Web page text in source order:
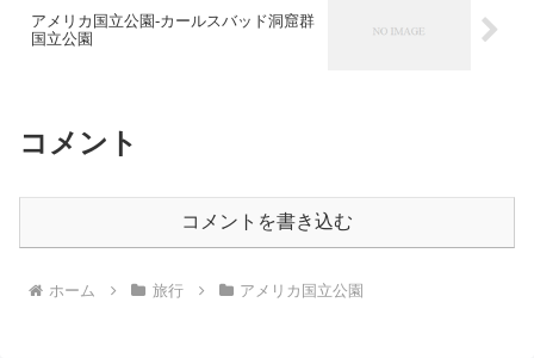
アメリカ国立公園-カールスバッド洞窟群
国立公園
コメント
コメントを書き込む
ホーム 旅行 アメリカ国立公園